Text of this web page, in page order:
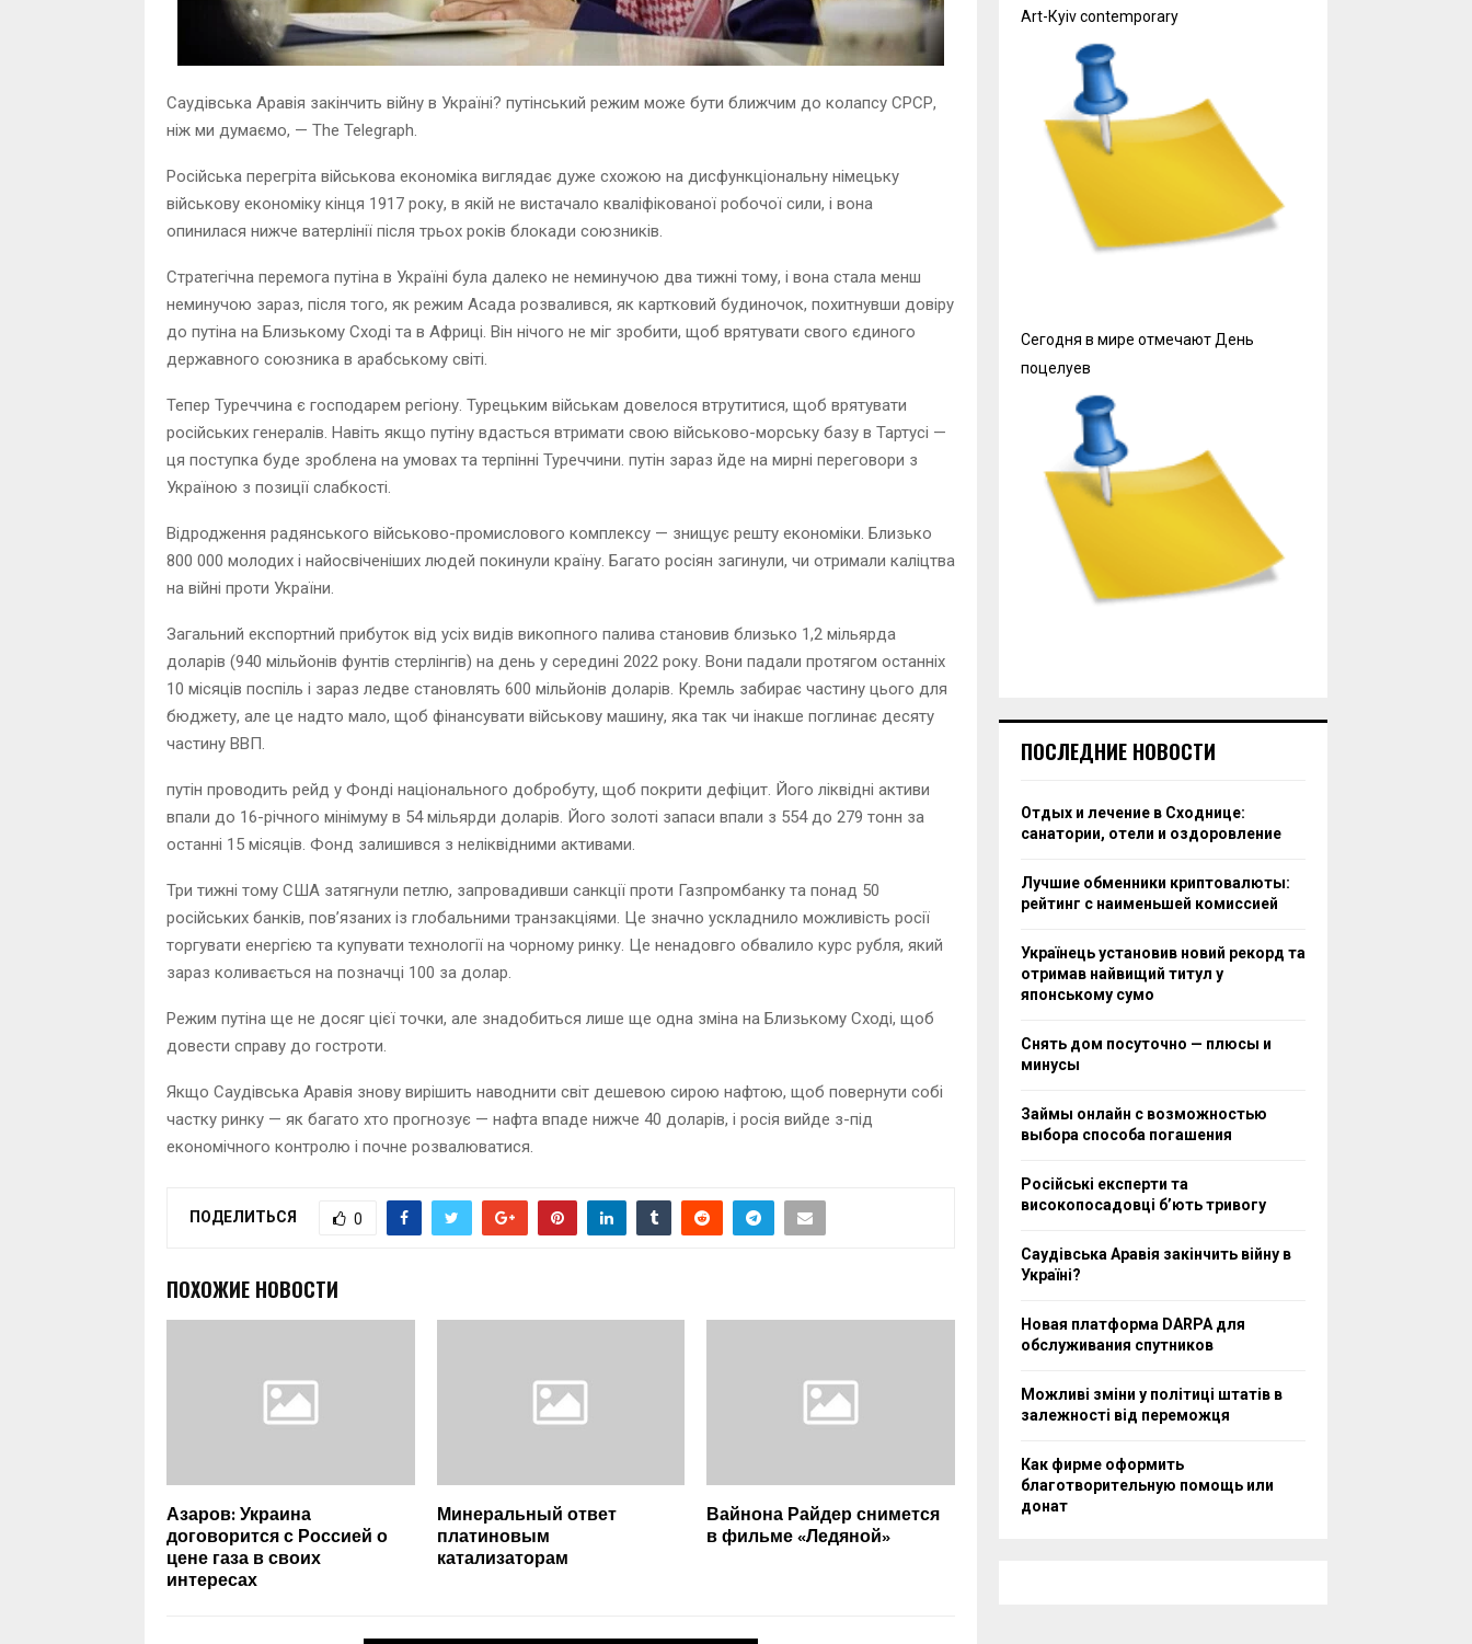
Саудівська Аравія закінчить війну в Україні? путінський режим може бути ближчим до колапсу СРСР,
ніж ми думаємо, — The Telegraph.
Російська перегріта військова економіка виглядає дуже схожою на дисфункціональну німецьку
військову економіку кінця 1917 року, в якій не вистачало кваліфікованої робочої сили, і вона
опинилася нижче ватерлінії після трьох років блокади союзників.
Стратегічна перемога путіна в Україні була далеко не неминучою два тижні тому, і вона стала менш
неминучою зараз, після того, як режим Асада розвалився, як картковий будиночок, похитнувши довіру
до путіна на Близькому Сході та в Африці. Він нічого не міг зробити, щоб врятувати свого єдиного
державного союзника в арабському світі.
Тепер Туреччина є господарем регіону. Турецьким військам довелося втрутитися, щоб врятувати
російських генералів. Навіть якщо путіну вдасться втримати свою військово-морську базу в Тартусі —
ця поступка буде зроблена на умовах та терпінні Туреччини. путін зараз йде на мирні переговори з
Україною з позиції слабкості.
Відродження радянського військово-промислового комплексу — знищує решту економіки. Близько
800 000 молодих і найосвіченіших людей покинули країну. Багато росіян загинули, чи отримали каліцтва
на війні проти України.
Загальний експортний прибуток від усіх видів викопного палива становив близько 1,2 мільярда
доларів (940 мільйонів фунтів стерлінгів) на день у середині 2022 року. Вони падали протягом останніх
10 місяців поспіль і зараз ледве становлять 600 мільйонів доларів. Кремль забирає частину цього для
бюджету, але це надто мало, щоб фінансувати військову машину, яка так чи інакше поглинає десяту
частину ВВП.
путін проводить рейд у Фонді національного добробуту, щоб покрити дефіцит. Його ліквідні активи
впали до 16-річного мінімуму в 54 мільярди доларів. Його золоті запаси впали з 554 до 279 тонн за
останні 15 місяців. Фонд залишився з неліквідними активами.
Три тижні тому США затягнули петлю, запровадивши санкції проти Газпромбанку та понад 50
російських банків, пов’язаних із глобальними транзакціями. Це значно ускладнило можливість росії
торгувати енергією та купувати технології на чорному ринку. Це ненадовго обвалило курс рубля, який
зараз коливається на позначці 100 за долар.
Режим путіна ще не досяг цієї точки, але знадобиться лише ще одна зміна на Близькому Сході, щоб
довести справу до гостроти.
Якщо Саудівська Аравія знову вирішить наводнити світ дешевою сирою нафтою, щоб повернути собі
частку ринку — як багато хто прогнозує — нафта впаде нижче 40 доларів, і росія вийде з-під
економічного контролю і почне розвалюватися.
ПОДЕЛИТЬСЯ 0
ПОХОЖИЕ НОВОСТИ
Азаров: Украина
договорится с Россией о
цене газа в своих
интересах
Минеральный ответ
платиновым
катализаторам
Вайнона Райдер снимется
в фильме «Ледяной»
Art-Кyiv contemporary
Сегодня в мире отмечают День
поцелуев
ПОСЛЕДНИЕ НОВОСТИ
Отдых и лечение в Сходнице:
санатории, отели и оздоровление
Лучшие обменники криптовалюты:
рейтинг с наименьшей комиссией
Українець установив новий рекорд та
отримав найвищий титул у
японському сумо
Снять дом посуточно — плюсы и
минусы
Займы онлайн с возможностью
выбора способа погашения
Російські експерти та
високопосадовці бʼють тривогу
Саудівська Аравія закінчить війну в
Україні?
Новая платформа DARPA для
обслуживания спутников
Можливі зміни у політиці штатів в
залежності від переможця
Как фирме оформить
благотворительную помощь или
донат